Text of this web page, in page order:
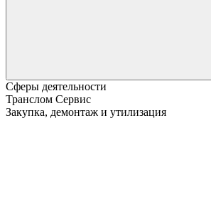
Сферы деятельности
Транслом Сервис
Закупка, демонтаж и утилизация